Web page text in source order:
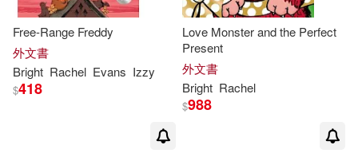
Free-Range Freddy
外文書
Bright Rachel Evans Izzy
$418
Love Monster and the Perfect
Present
外文書
Bright Rachel
$988